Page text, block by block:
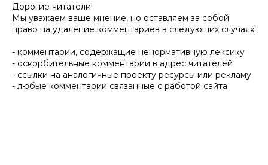
Дорогие читатели!
Мы уважаем ваше мнение, но оставляем за собой
право на удаление комментариев в следующих случаях:
- комментарии, содержащие ненормативную лексику
- оскорбительные комментарии в адрес читателей
- ссылки на аналогичные проекту ресурсы или рекламу
- любые комментарии связанные с работой сайта